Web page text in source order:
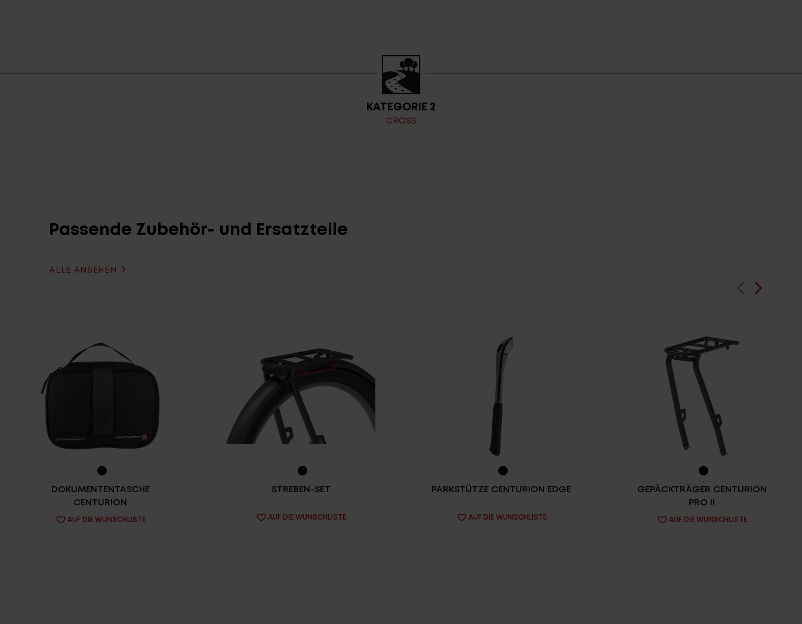
KATEGORIE 2
CROSS
Passende Zubehör- und Ersatzteile
ALLE ANSEHEN
DOKUMENTENTASCHE
CENTURION
AUF DIE WUNSCHLISTE
STREBEN-SET
AUF DIE WUNSCHLISTE
PARKSTÜTZE CENTURION EDGE
AUF DIE WUNSCHLISTE
GEPÄCKTRÄGER CENTURION
PRO II
AUF DIE WUNSCHLISTE